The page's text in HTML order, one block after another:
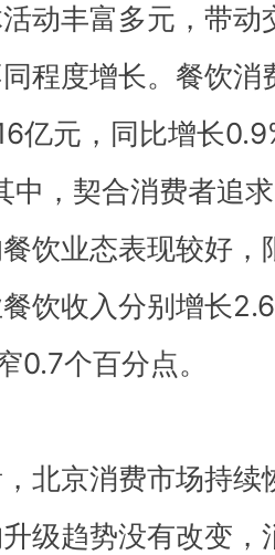
动丰富多元，带
程度增长。餐饮
亿元，同比增长
中，契合消费者追
饮业态表现较好
饮收入分别增长
0.7个百分点。
北京消费市场持
级趋势没有改变